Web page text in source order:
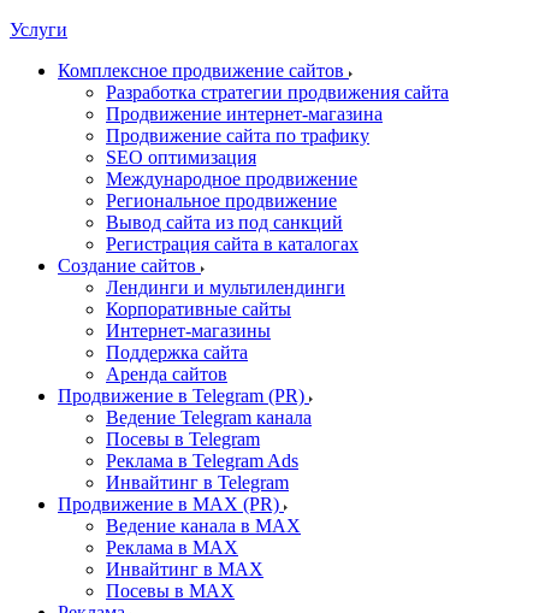
Услуги
Комплексное продвижение сайтов
Разработка стратегии продвижения сайта
Продвижение интернет-магазина
Продвижение сайта по трафику
SEO оптимизация
Международное продвижение
Региональное продвижение
Вывод сайта из под санкций
Регистрация сайта в каталогах
Создание сайтов
Лендинги и мультилендинги
Корпоративные сайты
Интернет-магазины
Поддержка сайта
Аренда сайтов
Продвижение в Telegram (PR)
Ведение Telegram канала
Посевы в Telegram
Реклама в Telegram Ads
Инвайтинг в Telegram
Продвижение в MAX (PR)
Ведение канала в MAX
Реклама в MAX
Инвайтинг в MAX
Посевы в MAX